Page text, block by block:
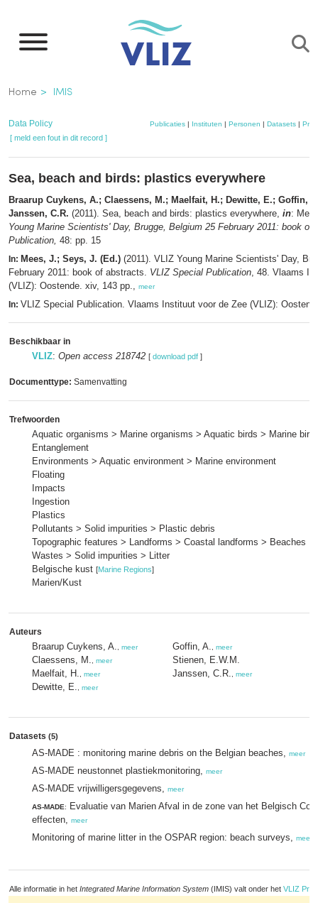
naar
inhoud
gaan
Kruimelpad
Home IMIS
Data Policy Publicaties| Instituten | Personen | Datasets|
[ meld een fout in dit record ]
Sea, beach and birds: plastics everywhere
Braarup Cuykens, A.; Claessens, M.; Maelfait, H.; Dewitte, E.; Goffin,
Janssen, C.R. (2011). Sea, beach and birds: plastics everywhere, in:
Young Marine Scientists' Day, Brugge, Belgium 25 February 2011: book
Publication, 48: pp. 15
In: Mees, J.; Seys, J. (Ed.) (2011). VLIZ Young Marine Scientists' Day,
February 2011: book of abstracts. VLIZ Special Publication, 48. Vlaams
(VLIZ): Oostende. xiv, 143 pp., meer
In: VLIZ Special Publication. Vlaams Instituut voor de Zee (VLIZ):
Beschikbaar in
VLIZ: Open access 218742 [ download pdf ]
Documenttype: Samenvatting
Trefwoorden
Aquatic organisms > Marine organisms > Aquatic birds > Marine
Entanglement
Environments > Aquatic environment > Marine environment
Floating
Impacts
Ingestion
Plastics
Pollutants > Solid impurities > Plastic debris
Topographic features > Landforms > Coastal landforms > Beaches
Wastes > Solid impurities > Litter
Belgische kust [Marine Regions]
Marien/Kust
Auteurs
Braarup Cuykens, A. meer
Claessens, M. meer
Maelfait, H. meer
Dewitte, E. meer
Goffin, A. meer
Stienen, E.W.M.
Janssen, C.R.
meer
Datasets (5)
AS-MADE : monitoring marine debris on the Belgian beaches, meer
AS-MADE neustonnet plastiekmonitoring, meer
AS-MADE vrijwilligersgegevens, meer
AS-MADE:
Evaluatie van Marien Afval in de zone van het Belgisch
effecten, meer
Monitoring of marine litter in the OSPAR region: beach surveys, meer
Alle informatie in het Integrated Marine Information System (IMIS) valt onder het VLIZ